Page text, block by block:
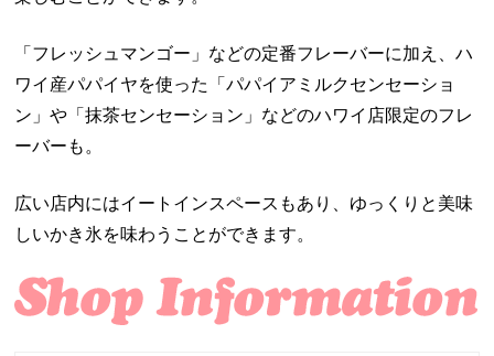
「フレッシュマンゴー」などの定番フレーバーに加え、ハ
ワイ産パパイヤを使った「パパイアミルクセンセーショ
ン」や「抹茶センセーション」などのハワイ店限定のフレ
ーバーも。
広い店内にはイートインスペースもあり、ゆっくりと美味
しいかき氷を味わうことができます。